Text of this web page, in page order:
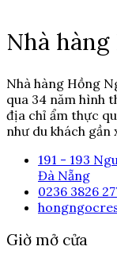
Nhà
Nhà hàng Hồng
qua 34 năm hình
địa chỉ ẩm thực
như du khách gần
191 - 193
Đà Nẵng
0236 3826
Giờ mở cửa